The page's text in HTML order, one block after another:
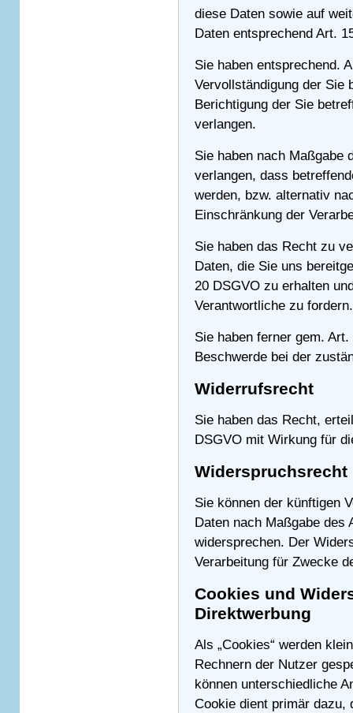
diese Daten sowie auf
Daten entsprechend Art.
Sie haben entsprechend.
Vervollständigung der Sie
Berichtigung der Sie
verlangen.
Sie haben nach Maßgabe
verlangen, dass
werden, bzw. alternativ
Einschränkung der
Sie haben das Recht zu
Daten, die Sie uns
20 DSGVO zu erhalten
Verantwortliche zu fordern.
Sie haben ferner gem.
Beschwerde bei der
Widerrufsrecht
Sie haben das Recht,
DSGVO mit Wirkung für
Widerspruchsrecht
Sie können der künftigen
Daten nach Maßgabe des
widersprechen. Der
Verarbeitung für Zwecke
Cookies und
Direktwerbung
Als „Cookies“ werden
Rechnern der Nutzer
können unterschiedliche
Cookie dient primär dazu,